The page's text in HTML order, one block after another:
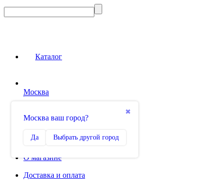
Каталог
Москва
✖
Москва ваш город?
Да Выбрать другой город
0
Избранное
О магазине
Доставка и оплата